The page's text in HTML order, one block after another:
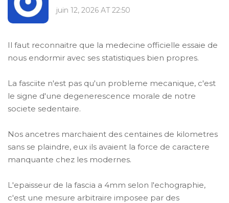
juin 12, 2026 AT 22:50
Il faut reconnaitre que la medecine officielle essaie de
nous endormir avec ses statistiques bien propres.
La fasciite n'est pas qu'un probleme mecanique, c'est
le signe d'une degenerescence morale de notre
societe sedentaire.
Nos ancetres marchaient des centaines de kilometres
sans se plaindre, eux ils avaient la force de caractere
manquante chez les modernes.
L'epaisseur de la fascia a 4mm selon l'echographie,
c'est une mesure arbitraire imposee par des